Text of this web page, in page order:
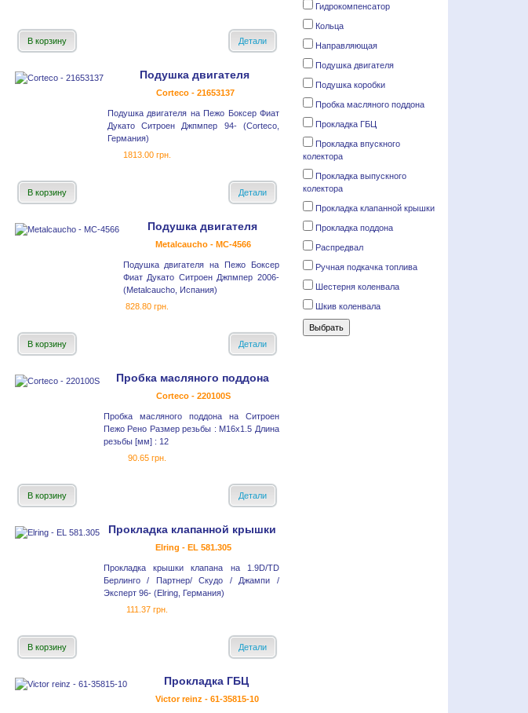
В корзину Детали
Подушка двигателя
Corteco - 21653137
Подушка двигателя на Пежо Боксер Фиат
Дукато Ситроен Джпмпер 94- (Corteco,
Германия)
1813.00 грн.
В корзину Детали
Подушка двигателя
Metalcaucho - MC-4566
Подушка двигателя на Пежо Боксер
Фиат Дукато Ситроен Джпмпер 2006-
(Metalcaucho, Испания)
828.80 грн.
В корзину Детали
Пробка масляного поддона
Corteco - 220100S
Пробка масляного поддона на Ситроен
Пежо Рено Размер резьбы : M16x1.5 Длина
резьбы [мм] : 12
90.65 грн.
В корзину Детали
Прокладка клапанной крышки
Elring - EL 581.305
Прокладка крышки клапана на 1.9D/TD
Берлинго / Партнер/ Скудо / Джампи /
Эксперт 96- (Elring, Германия)
111.37 грн.
В корзину Детали
Прокладка ГБЦ
Victor reinz - 61-35815-10
Гидрокомпенсатор
Кольца
Направляющая
Подушка двигателя
Подушка коробки
Пробка масляного поддона
Прокладка ГБЦ
Прокладка впускного
колектора
Прокладка выпускного
колектора
Прокладка клапанной крышки
Прокладка поддона
Распредвал
Ручная подкачка топлива
Шестерня коленвала
Шкив коленвала